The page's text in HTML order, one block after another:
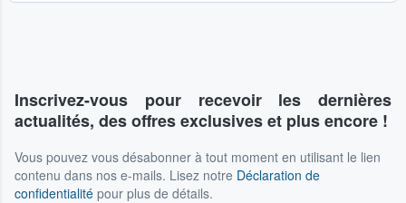
Inscrivez-vous pour recevoir les dernières
actualités, des offres exclusives et plus encore !
Vous pouvez vous désabonner à tout moment en utilisant le lien
contenu dans nos e-mails. Lisez notre Déclaration de
confidentialité pour plus de détails.